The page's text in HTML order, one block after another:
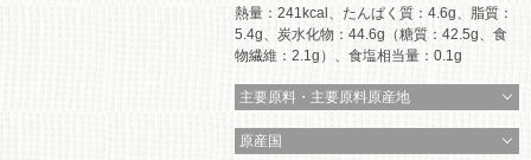
熱量：241kcal、たんぱく質：4.6g、脂質：
5.4g、炭水化物：44.6g（糖質：42.5g、食
物繊維：2.1g）、食塩相当量：0.1g
主要原料・主要原料原産地
原産国